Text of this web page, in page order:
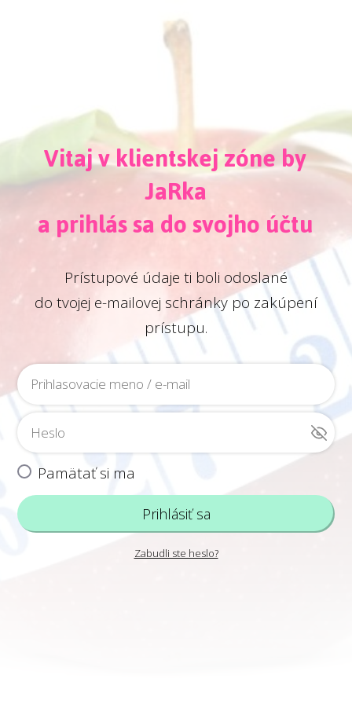
Vitaj v klientskej zóne by
JaRka
a prihlás sa do svojho účtu
Prístupové údaje ti boli odoslané
do tvojej e-mailovej schránky po zakúpení
prístupu.
Pamätať si ma
Prihlásiť sa
Zabudli ste heslo?